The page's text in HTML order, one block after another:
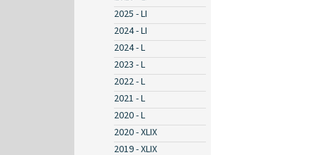
2025 - LI
2024 - LI
2024 - L
2023 - L
2022 - L
2021 - L
2020 - L
2020 - XLIX
2019 - XLIX